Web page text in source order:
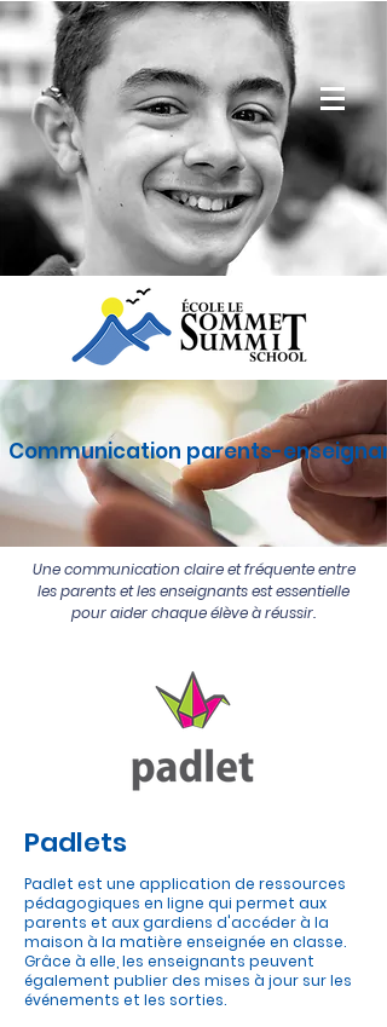
Communication parents-
Une communication claire et fréquente entre
les parents et les enseignants est essentielle
pour aider chaque élève à réussir.
Padlets
Padlet est une application de ressources
pédagogiques en ligne qui permet aux
parents et aux gardiens d'accéder à la
maison à la matière enseignée en classe.
Grâce à elle, les enseignants peuvent
également publier des mises à jour sur les
événements et les sorties.